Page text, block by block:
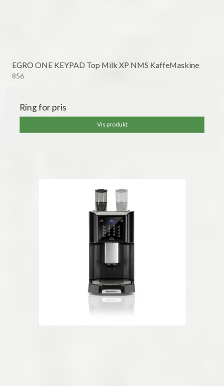
EGRO ONE KEYPAD Top Milk XP NMS KaffeMaskine
856
Ring for pris
Vis produkt